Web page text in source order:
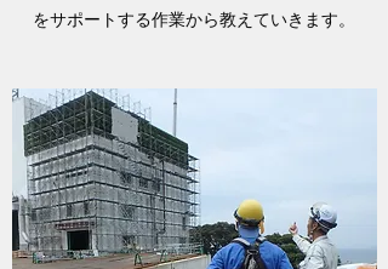
をサポートする作業から教えていきます。